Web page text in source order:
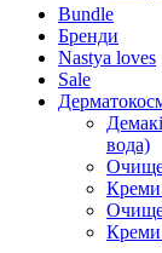
Bundle
Бренди
Nastya loves
Sale
вода)
Креми
Креми